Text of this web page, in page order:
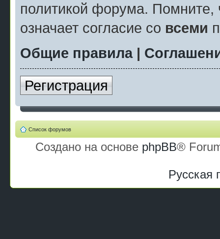
политикой форума.
означает согласие со всеми
Общие правила|
Регистрация
Список форумов
Создано на основе phpBB®
Русская